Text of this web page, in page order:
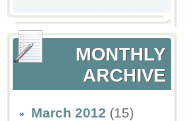
MONTHLY
ARCHIVE
March 2012 (15)